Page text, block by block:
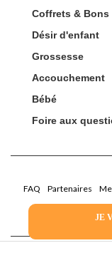
JE
Coffrets & Bons
Désir d'enfant
Grossesse
Accouchement
Bébé
Foire aux
FAQ Partenaires